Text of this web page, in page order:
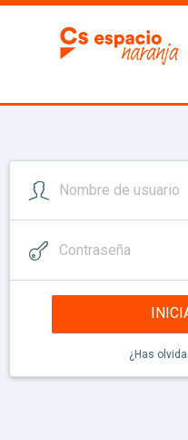
¿Has